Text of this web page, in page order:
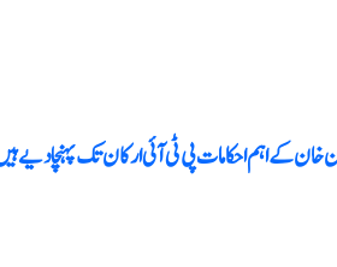
خان کے اہم احکامات پی ٹی آئی ارکان تک پہنچا دیے